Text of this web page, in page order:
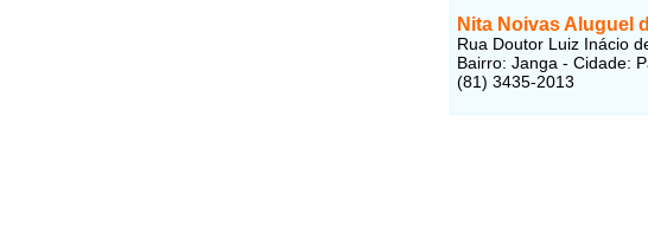
Nita Noivas Aluguel
Rua Doutor Luiz Inácio
Bairro: Janga - Cidade:
(81) 3435-2013